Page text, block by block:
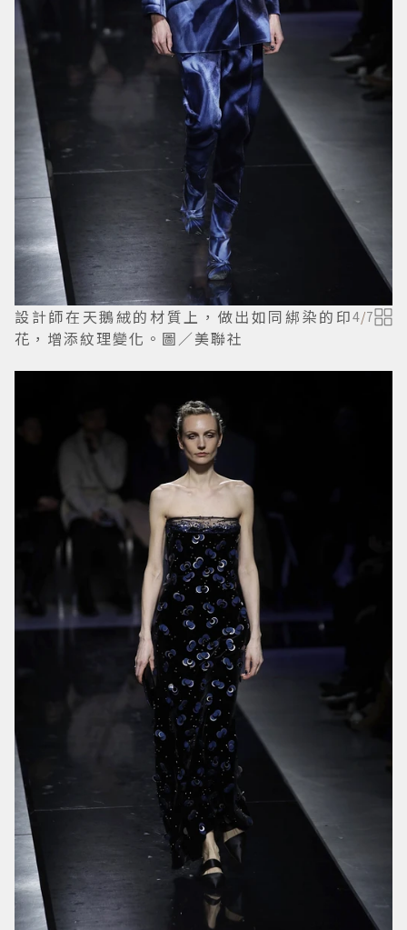
設計師在天鵝絨的材質上，做出如同綁染的印
花，增添紋理變化。圖／美聯社
4/7